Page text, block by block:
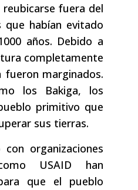
fuera del
habían evitado
años. Debido a
completamente
fueron marginados.
los Bakiga, los
primitivo que
sus tierras.
organizaciones
USAID han
que el pueblo